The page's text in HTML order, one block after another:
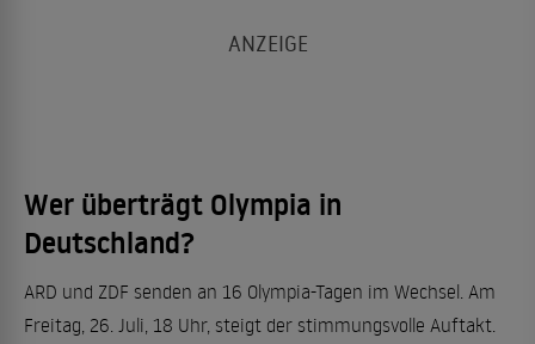
Wer überträgt Olympia in
Deutschland?
ARD und ZDF senden an 16 Olympia-Tagen im Wechsel. Am
Freitag, 26. Juli, 18 Uhr, steigt der stimmungsvolle Auftakt.